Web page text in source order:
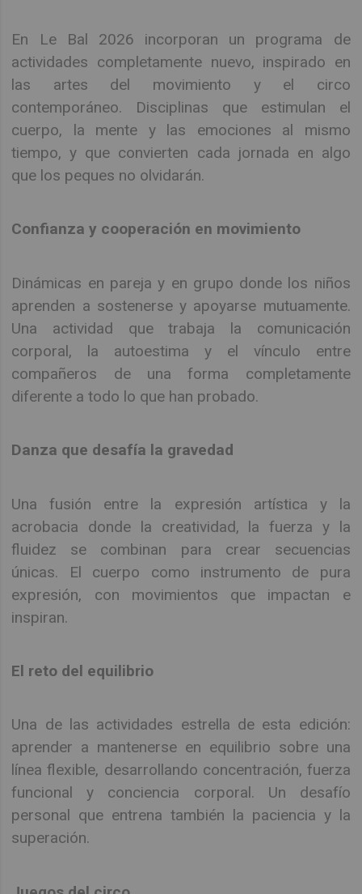
En Le Bal 2026 incorporan un programa de
actividades completamente nuevo, inspirado en
las artes del movimiento y el circo
contemporáneo. Disciplinas que estimulan el
cuerpo, la mente y las emociones al mismo
tiempo, y que convierten cada jornada en algo
que los peques no olvidarán.
Confianza y cooperación en movimiento
Dinámicas en pareja y en grupo donde los niños
aprenden a sostenerse y apoyarse mutuamente.
Una actividad que trabaja la comunicación
corporal, la autoestima y el vínculo entre
compañeros de una forma completamente
diferente a todo lo que han probado.
Danza que desafía la gravedad
Una fusión entre la expresión artística y la
acrobacia donde la creatividad, la fuerza y la
fluidez se combinan para crear secuencias
únicas. El cuerpo como instrumento de pura
expresión, con movimientos que impactan e
inspiran.
El reto del equilibrio
Una de las actividades estrella de esta edición:
aprender a mantenerse en equilibrio sobre una
línea flexible, desarrollando concentración, fuerza
funcional y conciencia corporal. Un desafío
personal que entrena también la paciencia y la
superación.